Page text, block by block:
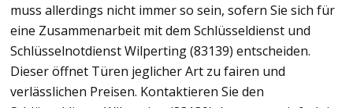
muss allerdings nicht immer so sein, sofern Sie sich für
eine Zusammenarbeit mit dem Schlüsseldienst und
Schlüsselnotdienst Wilperting (83139) entscheiden.
Dieser öffnet Türen jeglicher Art zu fairen und
verlässlichen Preisen. Kontaktieren Sie den